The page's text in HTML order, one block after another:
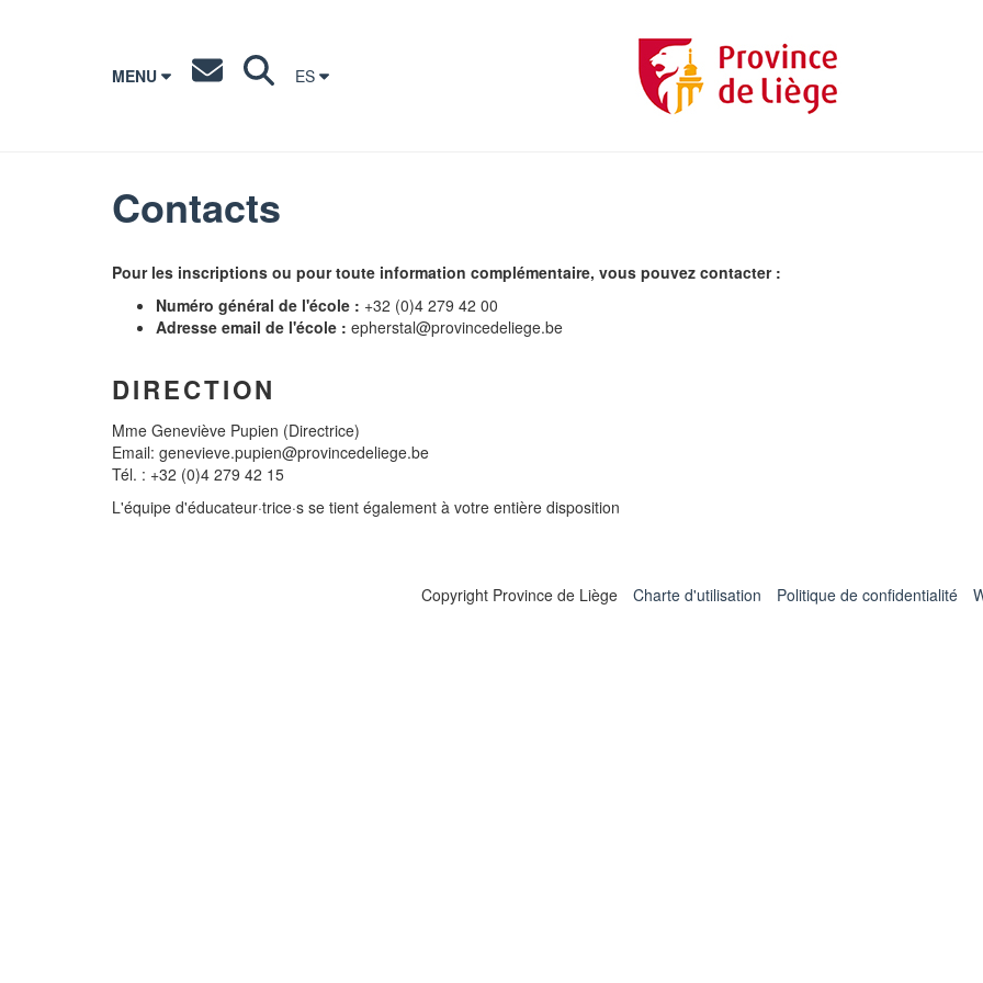
MENU ES
Contacts
Pour les inscriptions ou pour toute information complémentaire, vous pouvez contacter :
Numéro général de l'école : +32 (0)4 279 42 00
Adresse email de l'école : epherstal@provincedeliege.be
DIRECTION
Mme Geneviève Pupien (Directrice)
Email: genevieve.pupien@provincedeliege.be
Tél. : +32 (0)4 279 42 15
L'équipe d'éducateur·trice·s se tient également à votre entière disposition
Copyright Province de Liège Charte d'utilisation Politique de confidentialité